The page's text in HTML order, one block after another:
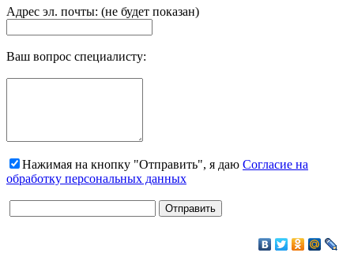
Адрес эл. почты: (не будет показан)
Ваш вопрос специалисту:
Нажимая на кнопку "Отправить", я даю Согласие на
обработку персональных данных